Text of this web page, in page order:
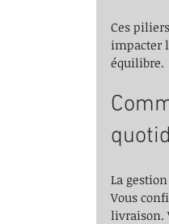
Ces
impacter
équilibre.
La
Vous
livraison.